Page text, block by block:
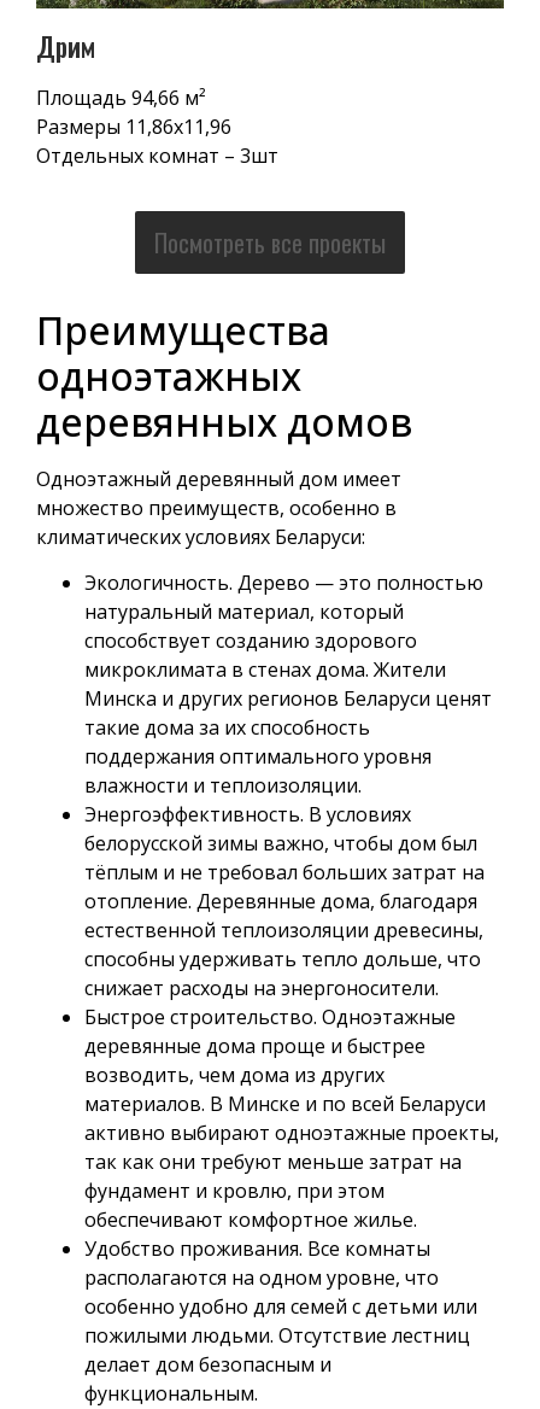
Дрим
Площадь 94,66 м²
Размеры 11,86х11,96
Отдельных комнат – 3шт
Посмотреть все проекты
Преимущества
одноэтажных
деревянных домов
Одноэтажный деревянный дом имеет
множество преимуществ, особенно в
климатических условиях Беларуси:
Экологичность. Дерево — это полностью
натуральный материал, который
способствует созданию здорового
микроклимата в стенах дома. Жители
Минска и других регионов Беларуси ценят
такие дома за их способность
поддержания оптимального уровня
влажности и теплоизоляции.
Энергоэффективность. В условиях
белорусской зимы важно, чтобы дом был
тёплым и не требовал больших затрат на
отопление. Деревянные дома, благодаря
естественной теплоизоляции древесины,
способны удерживать тепло дольше, что
снижает расходы на энергоносители.
Быстрое строительство. Одноэтажные
деревянные дома проще и быстрее
возводить, чем дома из других
материалов. В Минске и по всей Беларуси
активно выбирают одноэтажные проекты,
так как они требуют меньше затрат на
фундамент и кровлю, при этом
обеспечивают комфортное жилье.
Удобство проживания. Все комнаты
располагаются на одном уровне, что
особенно удобно для семей с детьми или
пожилыми людьми. Отсутствие лестниц
делает дом безопасным и
функциональным.